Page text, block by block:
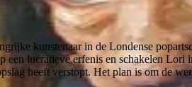
kunstenaar in de Londense
een lucratieve erfenis en schakelen
heeft verstopt. Het plan is om de